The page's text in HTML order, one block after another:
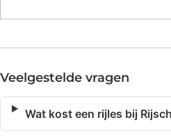
Veelgestelde vragen
Wat kost een rijles bij